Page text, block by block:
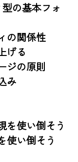
の基本フォ
の関係性
げる
の原則
み
使い倒そう
い倒そう